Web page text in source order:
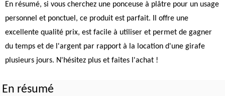
En résumé, si vous cherchez une ponceuse à plâtre pour un usage
personnel et ponctuel, ce produit est parfait. Il offre une
excellente qualité prix, est facile à utiliser et permet de gagner
du temps et de l'argent par rapport à la location d'une girafe
plusieurs jours. N'hésitez plus et faites l'achat !
En résumé